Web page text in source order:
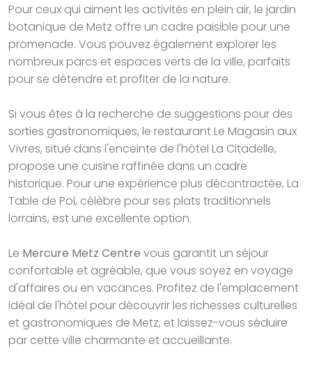
Pour ceux qui aiment les activités en plein air, le jardin
botanique de Metz offre un cadre paisible pour une
promenade. Vous pouvez également explorer les
nombreux parcs et espaces verts de la ville, parfaits
pour se détendre et profiter de la nature.
Si vous êtes à la recherche de suggestions pour des
sorties gastronomiques, le restaurant Le Magasin aux
Vivres, situé dans l'enceinte de l'hôtel La Citadelle,
propose une cuisine raffinée dans un cadre
historique. Pour une expérience plus décontractée, La
Table de Pol, célèbre pour ses plats traditionnels
lorrains, est une excellente option.
Le Mercure Metz Centre vous garantit un séjour
confortable et agréable, que vous soyez en voyage
d'affaires ou en vacances. Profitez de l'emplacement
idéal de l'hôtel pour découvrir les richesses culturelles
et gastronomiques de Metz, et laissez-vous séduire
par cette ville charmante et accueillante.